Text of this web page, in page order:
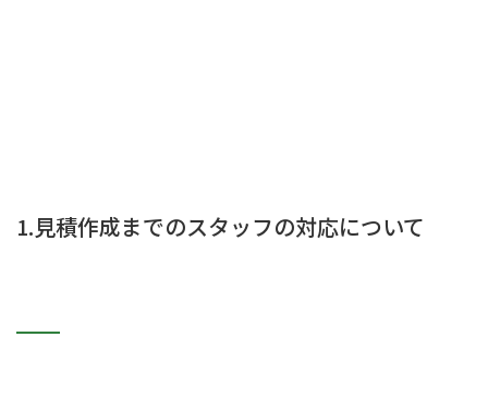
1.見積作成までのスタッフの対応について